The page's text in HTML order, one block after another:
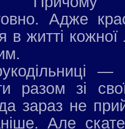
Адже
в житті
разом зі
зараз не
Але